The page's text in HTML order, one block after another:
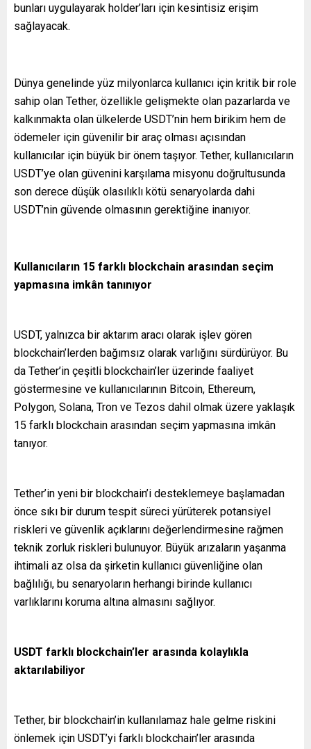
bunları uygulayarak holder’ları için kesintisiz erişim
sağlayacak.
Dünya genelinde yüz milyonlarca kullanıcı için kritik bir role
sahip olan Tether, özellikle gelişmekte olan pazarlarda ve
kalkınmakta olan ülkelerde USDT’nin hem birikim hem de
ödemeler için güvenilir bir araç olması açısından
kullanıcılar için büyük bir önem taşıyor. Tether, kullanıcıların
USDT’ye olan güvenini karşılama misyonu doğrultusunda
son derece düşük olasılıklı kötü senaryolarda dahi
USDT’nin güvende olmasının gerektiğine inanıyor.
Kullanıcıların 15 farklı blockchain arasından seçim
yapmasına imkân tanınıyor
USDT, yalnızca bir aktarım aracı olarak işlev gören
blockchain’lerden bağımsız olarak varlığını sürdürüyor. Bu
da Tether’in çeşitli blockchain’ler üzerinde faaliyet
göstermesine ve kullanıcılarının Bitcoin, Ethereum,
Polygon, Solana, Tron ve Tezos dahil olmak üzere yaklaşık
15 farklı blockchain arasından seçim yapmasına imkân
tanıyor.
Tether’in yeni bir blockchain’i desteklemeye başlamadan
önce sıkı bir durum tespit süreci yürüterek potansiyel
riskleri ve güvenlik açıklarını değerlendirmesine rağmen
teknik zorluk riskleri bulunuyor. Büyük arızaların yaşanma
ihtimali az olsa da şirketin kullanıcı güvenliğine olan
bağlılığı, bu senaryoların herhangi birinde kullanıcı
varlıklarını koruma altına almasını sağlıyor.
USDT farklı blockchain’ler arasında kolaylıkla
aktarılabiliyor
Tether, bir blockchain’in kullanılamaz hale gelme riskini
önlemek için USDT’yi farklı blockchain’ler arasında